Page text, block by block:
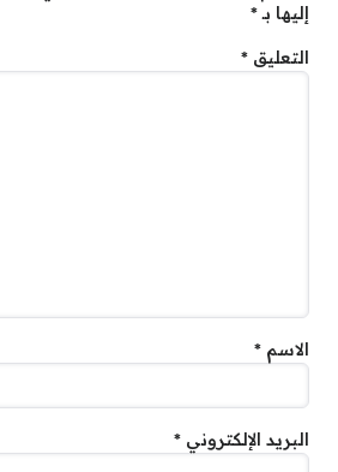
إليها بـ*
التعليق *
الاسم *
البريد الإلكتروني *